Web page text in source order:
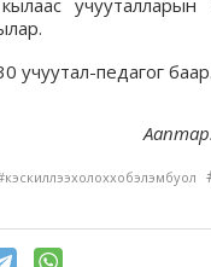
учуутал-педагог баар.